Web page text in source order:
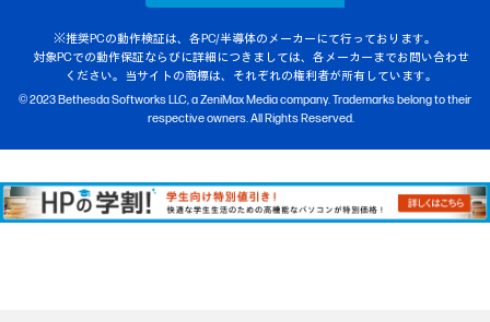
※推奨PCの動作検証は、各PC/半導体のメーカーにて行っております。
対象PCでの動作保証ならびに詳細につきましては、各メーカーまでお問い合わせ
ください。当サイトの商標は、それぞれの権利者が所有しています。
© 2023 Bethesda Softworks LLC, a ZeniMax Media company. Trademarks belong to their
respective owners. All Rights Reserved.